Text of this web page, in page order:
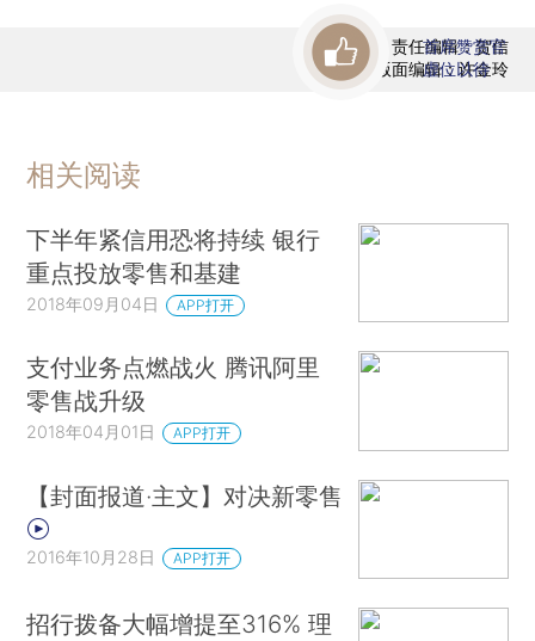
责任编辑：贺信
版面编辑：许金玲
首席赞赏官
虚位以待
相关阅读
下半年紧信用恐将持续 银行
重点投放零售和基建
2018年09月04日 APP打开
支付业务点燃战火 腾讯阿里
零售战升级
2018年04月01日 APP打开
【封面报道·主文】对决新零售
2016年10月28日 APP打开
招行拨备大幅增提至316% 理